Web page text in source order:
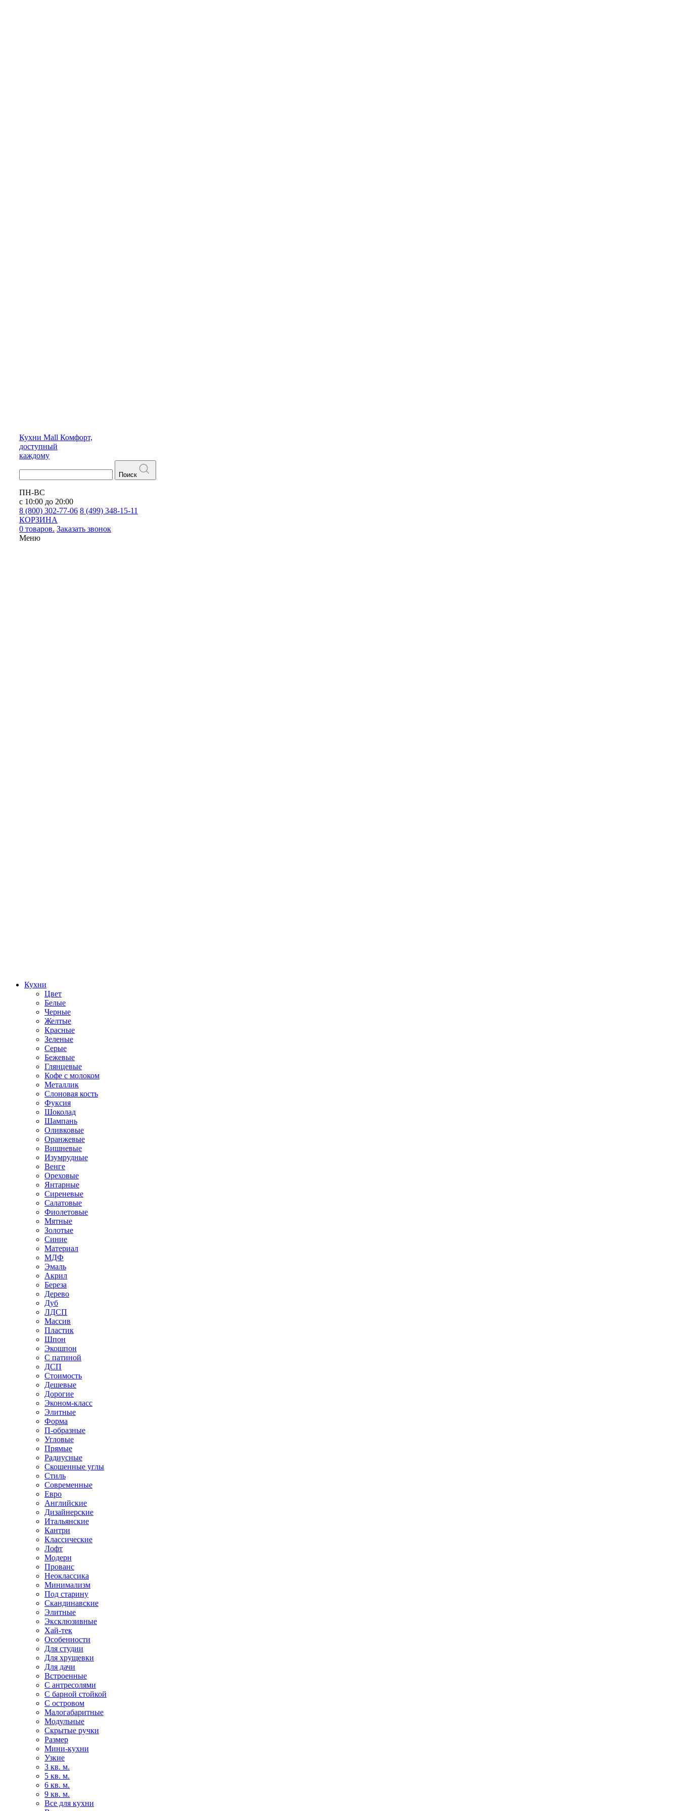
Кухни Mall Комфорт,
доступный
каждому
Поиск
ПН-ВС
с 10:00 до 20:00
8 (800) 302-77-06 8 (499) 348-15-11
КОРЗИНА
0 товаров. Заказать звонок
Меню
Кухни
Цвет
Белые
Черные
Желтые
Красные
Зеленые
Серые
Бежевые
Глянцевые
Кофе с молоком
Металлик
Слоновая кость
Фуксия
Шоколад
Шампань
Оливковые
Оранжевые
Вишневые
Изумрудные
Венге
Ореховые
Янтарные
Сиреневые
Салатовые
Фиолетовые
Мятные
Золотые
Синие
Материал
МДФ
Эмаль
Акрил
Береза
Дерево
Дуб
ЛДСП
Массив
Пластик
Шпон
Экошпон
С патиной
ДСП
Стоимость
Дешевые
Дорогие
Эконом-класс
Элитные
Форма
П-образные
Угловые
Прямые
Радиусные
Скошенные углы
Стиль
Современные
Евро
Английские
Дизайнерские
Итальянские
Кантри
Классические
Лофт
Модерн
Прованс
Неоклассика
Минимализм
Под старину
Скандинавские
Элитные
Эксклюзивные
Хай-тек
Особенности
Для студии
Для хрущевки
Для дачи
Встроенные
С антресолями
С барной стойкой
С островом
Малогабаритные
Модульные
Скрытые ручки
Размер
Мини-кухни
Узкие
3 кв. м.
5 кв. м.
6 кв. м.
9 кв. м.
Все для кухни